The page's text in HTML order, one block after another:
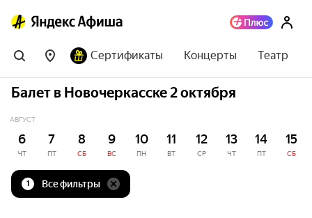
Сертификаты Концерты Театр
Балет в Новочеркасске 2 октября
АВГУСТ
6
ЧТ
7
ПТ
8
СБ
9
ВС
10
ПН
11
ВТ
12
СР
13
ЧТ
14
ПТ
15
СБ
1 Все фильтры